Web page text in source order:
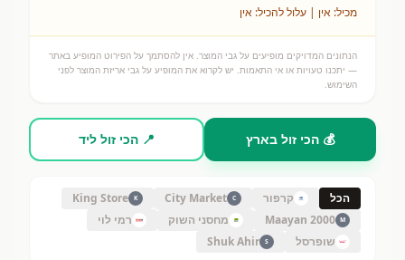
מכיל: אין | עלול להכיל: אין
הנתונים המדויקים מופיעים על גבי המוצר. אין להסתמך על הפירוט המופיע באתר
— יתכנו טעויות או אי התאמות. יש לקרוא את המופיע על גבי אריזת המוצר לפני
השימוש.
💰 הכי זול בארץ 📍 הכי זול ליד
הכל קרפור C
City Market
K
King Store
M
Maayan 2000 מחסני השוק
רמי לוי
שופרסל
S
Shuk Ahir